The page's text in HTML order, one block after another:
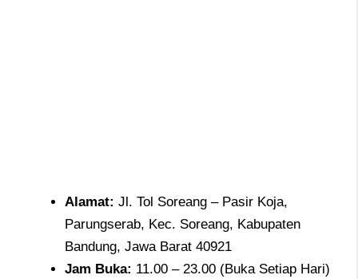
Alamat: Jl. Tol Soreang – Pasir Koja,
Parungserab, Kec. Soreang, Kabupaten
Bandung, Jawa Barat 40921
Jam Buka: 11.00 – 23.00 (Buka Setiap Hari)